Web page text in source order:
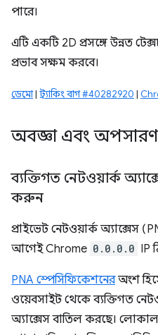
পারে।
এটি একটি 2D প্রসঙ্গে উন্নত
প্রভাব সক্ষম করবে।
ডেমো| ট্র্যাকিং বাগ #40282920 |
অবজ্ঞা এবং অপসারণ
ব্যক্তিগত নেটওয়ার্ক
করুন
প্রাইভেট নেটওয়ার্ক অ্যাক্সেস
আগেই Chrome 0.0.0.0 IP
PNA স্পেসিফিকেশনেরঅংশ
ওয়েবসাইট থেকে ব্যক্তিগত
অ্যাক্সেস বাতিল করছে।